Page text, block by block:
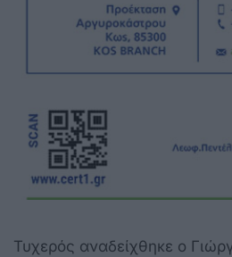
Τυχερός αναδείχθηκε ο